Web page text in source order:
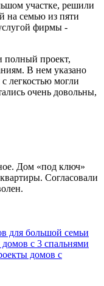
участке, решили
на семью из пяти
фирмы -
проект,
В нем указано
легкостью могли
очень довольны,
Дом «под ключ»
Согласовали
для большой семьи
с 3 спальнями
домов с